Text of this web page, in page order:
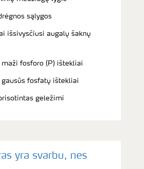
sąlygos
išsivysčiusi augalų šaknų
maži fosforo (P) ištekliai
gausūs fosfatų ištekliai
geležimi
yra svarbu, nes